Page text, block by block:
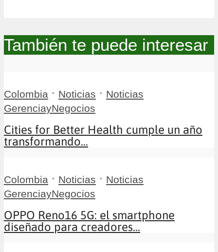
También te puede interesar
Colombia • Noticias • Noticias
GerenciayNegocios
Cities for Better Health cumple un año
transformando...
Colombia • Noticias • Noticias
GerenciayNegocios
OPPO Reno16 5G: el smartphone
diseñado para creadores...